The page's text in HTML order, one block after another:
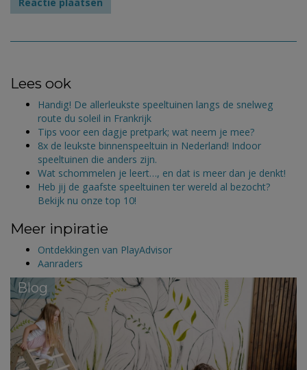
Lees ook
Handig! De allerleukste speeltuinen langs de snelweg
route du soleil in Frankrijk
Tips voor een dagje pretpark; wat neem je mee?
8x de leukste binnenspeeltuin in Nederland! Indoor
speeltuinen die anders zijn.
Wat schommelen je leert…, en dat is meer dan je denkt!
Heb jij de gaafste speeltuinen ter wereld al bezocht?
Bekijk nu onze top 10!
Meer inpiratie
Ontdekkingen van PlayAdvisor
Aanraders
Blog